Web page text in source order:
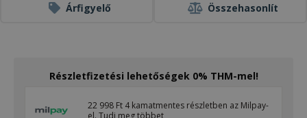
Árfigyelő Összehasonlít
Részletfizetési lehetőségek 0% THM-mel!
22 998 Ft 4 kamatmentes részletben az Milpay-
el. Tudj meg többet